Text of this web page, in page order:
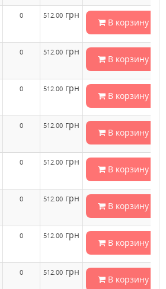
0 512.00 грн
В корзину
0 512.00 грн
В корзину
0 512.00 грн
В корзину
0 512.00 грн
В корзину
0 512.00 грн
В корзину
0 512.00 грн
В корзину
0 512.00 грн
В корзину
0 512.00 грн
В корзину